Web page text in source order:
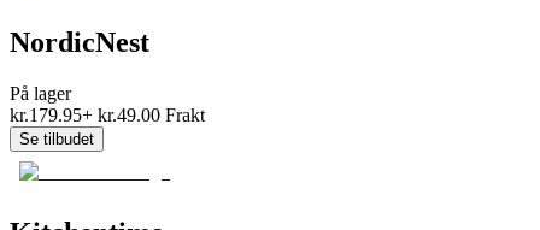
NordicNest
På lager
kr.179.95+ kr.49.00 Frakt
Se tilbudet